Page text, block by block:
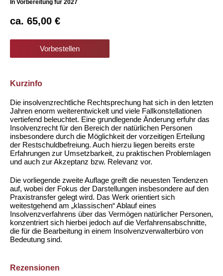
In Vorbereitung für 2027
ca. 65,00 €
Vorbestellen
Kurzinfo
Die insolvenzrechtliche Rechtsprechung hat sich in den letzten
Jahren enorm weiterentwickelt und viele Fallkonstellationen
vertiefend beleuchtet. Eine grundlegende Änderung erfuhr das
Insolvenzrecht für den Bereich der natürlichen Personen
insbesondere durch die Möglichkeit der vorzeitigen Erteilung
der Restschuldbefreiung. Auch hierzu liegen bereits erste
Erfahrungen zur Umsetzbarkeit, zu praktischen Problemlagen
und auch zur Akzeptanz bzw. Relevanz vor.
Die vorliegende zweite Auflage greift die neuesten Tendenzen
auf, wobei der Fokus der Darstellungen insbesondere auf den
Praxistransfer gelegt wird. Das Werk orientiert sich
weitestgehend am „klassischen“ Ablauf eines
Insolvenzverfahrens über das Vermögen natürlicher Personen,
konzentriert sich hierbei jedoch auf die Verfahrensabschnitte,
die für die Bearbeitung in einem Insolvenzverwalterbüro von
Bedeutung sind.
Rezensionen